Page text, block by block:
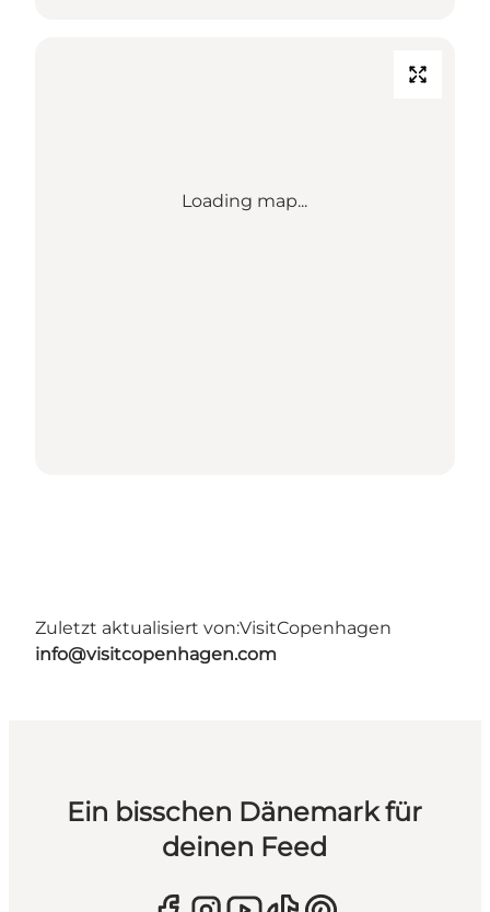
Loading map...
Zuletzt aktualisiert von:VisitCopenhagen
info@visitcopenhagen.com
Ein bisschen Dänemark für
deinen Feed